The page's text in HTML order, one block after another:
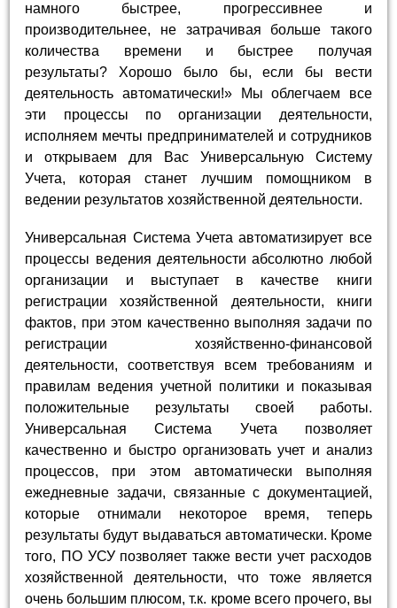
намного быстрее, прогрессивнее и
производительнее, не затрачивая больше такого
количества времени и быстрее получая
результаты? Хорошо было бы, если бы вести
деятельность автоматически!» Мы облегчаем все
эти процессы по организации деятельности,
исполняем мечты предпринимателей и сотрудников
и открываем для Вас Универсальную Систему
Учета, которая станет лучшим помощником в
ведении результатов хозяйственной деятельности.
Универсальная Система Учета автоматизирует все
процессы ведения деятельности абсолютно любой
организации и выступает в качестве книги
регистрации хозяйственной деятельности, книги
фактов, при этом качественно выполняя задачи по
регистрации хозяйственно-финансовой
деятельности, соответствуя всем требованиям и
правилам ведения учетной политики и показывая
положительные результаты своей работы.
Универсальная Система Учета позволяет
качественно и быстро организовать учет и анализ
процессов, при этом автоматически выполняя
ежедневные задачи, связанные с документацией,
которые отнимали некоторое время, теперь
результаты будут выдаваться автоматически. Кроме
того, ПО УСУ позволяет также вести учет расходов
хозяйственной деятельности, что тоже является
очень большим плюсом, т.к. кроме всего прочего, вы